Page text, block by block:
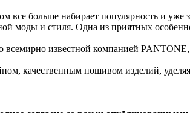
все больше набирает популярность и уже
моды и стиля. Одна из приятных
известной компанией
качественным пошивом изделий,